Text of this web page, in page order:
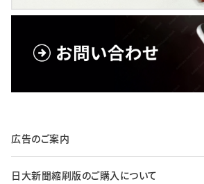
広告のご案内
日大新聞縮刷版のご購入について